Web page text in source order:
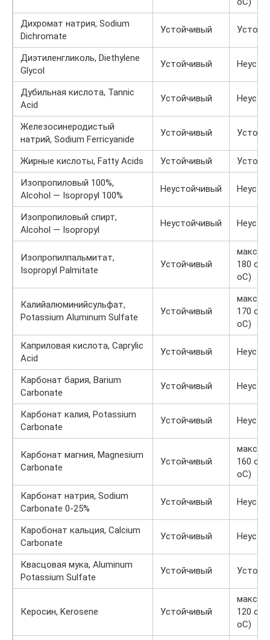
Дихромат натрия, Sodium
Dichromate
Устойчивый
Диэтиленгликоль, Diethylene
Glycol
Устойчивый
Дубильная кислота, Tannic
Acid
Устойчивый
Железосинеродистый
натрий, Sodium Ferricyanide
Устойчивый
Жирные кислоты, Fatty Acids Устойчивый
Изопропиловый 100%,
Alcohol — Isopropyl 100%
Неустойчивый
Изопропиловый спирт,
Alcohol — Isopropyl
Неустойчивый
Изопропилпальмитат,
Isopropyl Palmitate
Устойчивый
макс.
180 oF
oC)
Калийалюминийсульфат,
Potassium Aluminum Sulfate
Устойчивый
макс.
170 oF
oC)
Каприловая кислота, Caprylic
Acid
Устойчивый
Карбонат бария, Barium
Carbonate
Устойчивый
Карбонат калия, Potassium
Carbonate
Устойчивый
Карбонат магния, Magnesium
Carbonate
Устойчивый
макс.
160 oF
oC)
Карбонат натрия, Sodium
Carbonate 0-25%
Устойчивый
Каробонат кальция, Calcium
Carbonate
Устойчивый
Квасцовая мука, Aluminum
Potassium Sulfate
Устойчивый
Керосин, Kerosene Устойчивый
макс.
120 oF
oC)